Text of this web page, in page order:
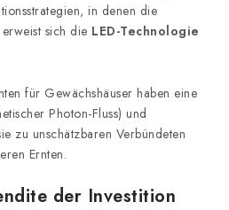
in denen die
sich die LED-Technologie
für Gewächshäuser haben eine
Photon-Fluss) und
zu unschätzbaren Verbündeten
Ernten.
der Investition